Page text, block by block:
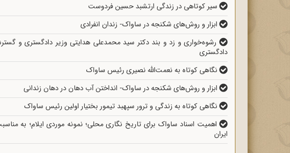
سیر کوتاهی در زندگی ارتشبد حسین فردوست
ابزار و روش‌های شکنجه در ساواک- زندان انفرادی
رشوه‌خواری و زد و بند دکتر سید محمدعلی هدایتی وزیر دادگستری و
دادگستری
نگاهی کوتاه به نعمت‌الله نصیری رئیس ساواک
ابزار و روش‌های شکنجه در ساواک- انداختن آب دهان در دهان زندانی
نگاهی کوتاه به زندگی و ترور سپهبد تیمور بختیار اولین رئیس ساواک
ایران